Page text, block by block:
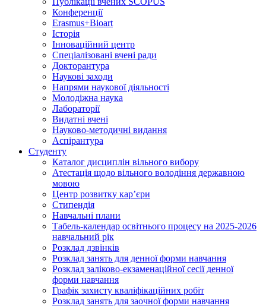
Конференції
Erasmus+Bioart
Історія
Інноваційний центр
Спеціалізовані вчені ради
Докторантура
Наукові заходи
Напрями наукової діяльності
Молодіжна наука
Лабораторії
Видатні вчені
Науково-методичні видання
Аспірантура
Студенту
Каталог дисциплін вільного вибору
Атестація щодо вільного володіння державною
мовою
Центр розвитку кар’єри
Стипендія
Навчальні плани
Табель-календар освітнього процесу на 2025-2026
навчальний рік
Розклад дзвінків
Розклад занять для денної форми навчання
Розклад заліково-екзаменаційної сесії денної
форми навчання
Графік захисту кваліфікаційних робіт
Розклад занять для заочної форми навчання